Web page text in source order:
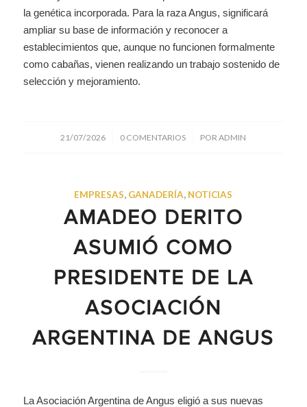
la genética incorporada. Para la raza Angus, significará
ampliar su base de información y reconocer a
establecimientos que, aunque no funcionen formalmente
como cabañas, vienen realizando un trabajo sostenido de
selección y mejoramiento.
21/07/2026
/ 0 COMENTARIOS
/ PORADMIN
EMPRESAS, GANADERÍA, NOTICIAS
AMADEO DERITO
ASUMIÓ COMO
PRESIDENTE DE LA
ASOCIACIÓN
ARGENTINA DE ANGUS
La Asociación Argentina de Angus eligió a sus nuevas